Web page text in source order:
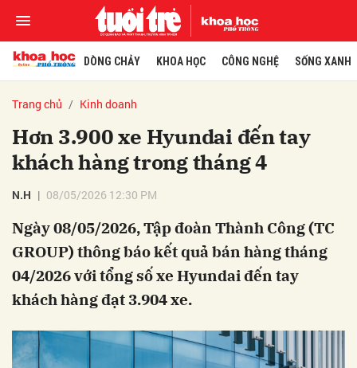
DÒNG CHẢY KHOA HỌC CÔNG NGHỆ SỐNG XANH
Trang chủ Kinh doanh
Hơn 3.900 xe Hyundai đến tay
khách hàng trong tháng 4
N.H 08/05/2026 12:30 PM
Ngày 08/05/2026, Tập đoàn Thành Công (TC
GROUP) thông báo kết quả bán hàng tháng
04/2026 với tổng số xe Hyundai đến tay
khách hàng đạt 3.904 xe.